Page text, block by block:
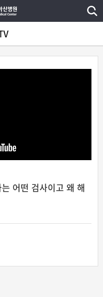
어떤 검사이고 왜 해